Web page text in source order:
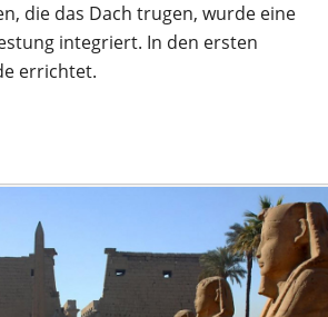
die das Dach trugen, wurde eine
integriert. In den ersten
errichtet.